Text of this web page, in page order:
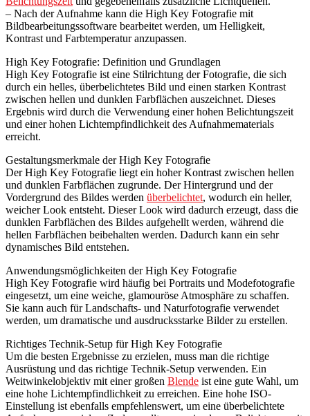
– Nach der Aufnahme kann die High Key Fotografie mit
Bildbearbeitungssoftware bearbeitet werden, um Helligkeit,
Kontrast und Farbtemperatur anzupassen.
High Key Fotografie: Definition und Grundlagen
High Key Fotografie ist eine Stilrichtung der Fotografie, die sich
durch ein helles, überbelichtetes Bild und einen starken Kontrast
zwischen hellen und dunklen Farbflächen auszeichnet. Dieses
Ergebnis wird durch die Verwendung einer hohen Belichtungszeit
und einer hohen Lichtempfindlichkeit des Aufnahmematerials
erreicht.
Gestaltungsmerkmale der High Key Fotografie
Der High Key Fotografie liegt ein hoher Kontrast zwischen hellen
und dunklen Farbflächen zugrunde. Der Hintergrund und der
Vordergrund des Bildes werden überbelichtet, wodurch ein heller,
weicher Look entsteht. Dieser Look wird dadurch erzeugt, dass die
dunklen Farbflächen des Bildes aufgehellt werden, während die
hellen Farbflächen beibehalten werden. Dadurch kann ein sehr
dynamisches Bild entstehen.
Anwendungsmöglichkeiten der High Key Fotografie
High Key Fotografie wird häufig bei Portraits und Modefotografie
eingesetzt, um eine weiche, glamouröse Atmosphäre zu schaffen.
Sie kann auch für Landschafts- und Naturfotografie verwendet
werden, um dramatische und ausdrucksstarke Bilder zu erstellen.
Richtiges Technik-Setup für High Key Fotografie
Um die besten Ergebnisse zu erzielen, muss man die richtige
Ausrüstung und das richtige Technik-Setup verwenden. Ein
Weitwinkelobjektiv mit einer großen Blende ist eine gute Wahl, um
eine hohe Lichtempfindlichkeit zu erreichen. Eine hohe ISO-
Einstellung ist ebenfalls empfehlenswert, um eine überbelichtete